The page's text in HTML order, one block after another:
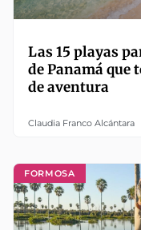
Las 15 playas
de Panamá que
de aventura
Claudia Franco Alcántara
FORMOSA